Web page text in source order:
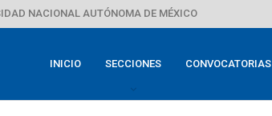
NACIONAL AUTÓNOMA DE MÉXICO
INICIO SECCIONES CONVOCATORIAS